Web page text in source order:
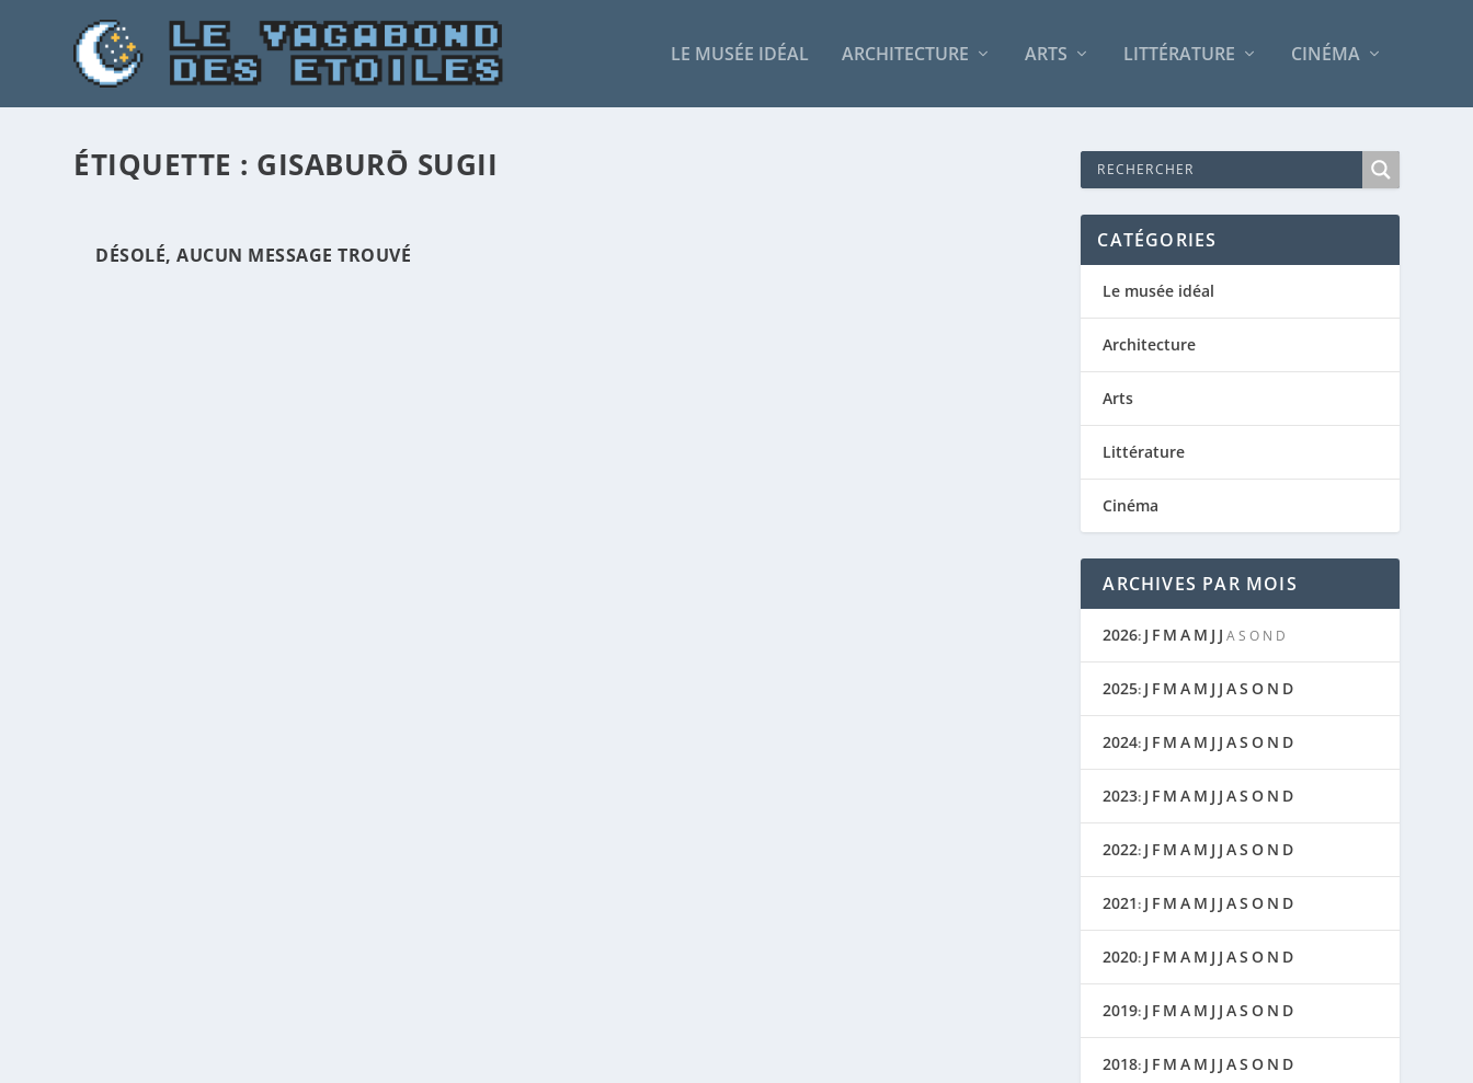
LE MUSÉE IDÉAL ARCHITECTURE ARTS LITTÉRATURE CINÉMA
ÉTIQUETTE : GISABURŌ SUGII
DÉSOLÉ, AUCUN MESSAGE TROUVÉ
CATÉGORIES
Le musée idéal
Architecture
Arts
Littérature
Cinéma
ARCHIVES PAR MOIS
2026: J F M A M J J AS O N D
2025: J F M A M J J AS O N D
2024: J F M A M J J AS O N D
2023: J F M A M J J AS O N D
2022: J F M A M J J AS O N D
2021: J F M A M J J AS O N D
2020: J F M A M J J AS O N D
2019: J F M A M J J AS O N D
2018: J F M A M J J AS O N D